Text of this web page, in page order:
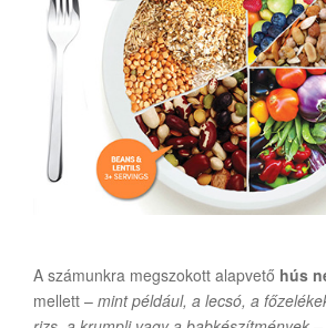
A számunkra megszokott alapvető hús
mellett – mint például, a lecsó, a